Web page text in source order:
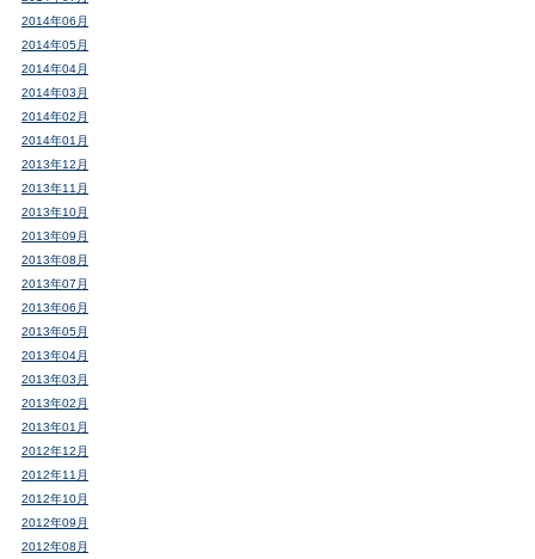
2014年06月
2014年05月
2014年04月
2014年03月
2014年02月
2014年01月
2013年12月
2013年11月
2013年10月
2013年09月
2013年08月
2013年07月
2013年06月
2013年05月
2013年04月
2013年03月
2013年02月
2013年01月
2012年12月
2012年11月
2012年10月
2012年09月
2012年08月